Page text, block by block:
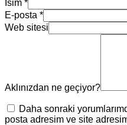
İsim *
E-posta *
Web sitesi
Aklınızdan ne geçiyor?
Daha sonraki
posta adresim ve site